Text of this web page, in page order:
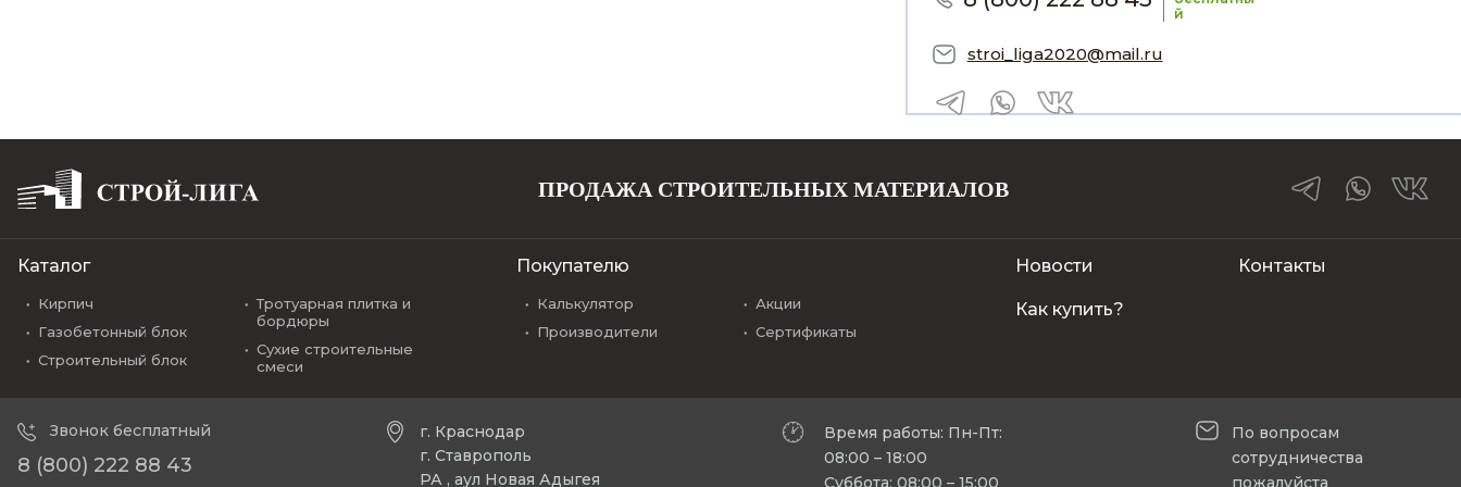
й
stroi_liga2020@mail.ru
ПРОДАЖА СТРОИТЕЛЬНЫХ МАТЕРИАЛОВ
Каталог
Кирпич
Газобетонный блок
Строительный блок
Тротуарная плитка и
бордюры
Сухие строительные
смеси
Покупателю
Калькулятор
Производители
Акции
Сертификаты
Новости
Как купить?
Контакты
Звонок бесплатный
8 (800) 222 88 43
г. Краснодар
г. Ставрополь
РА , аул Новая Адыгея
Время работы: Пн-Пт:
08:00 – 18:00
Суббота: 08:00 – 15:00
По вопросам
сотрудничества
пожалуйста